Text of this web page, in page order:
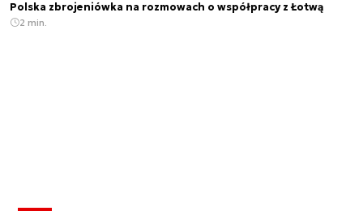
Polska zbrojeniówka na rozmowach o współpracy z Łotwą
2 min.